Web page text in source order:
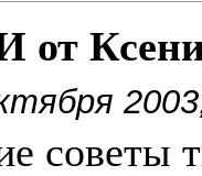
советы